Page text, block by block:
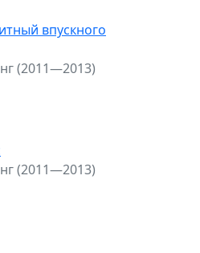
впускного
(2011—2013)
(2011—2013)